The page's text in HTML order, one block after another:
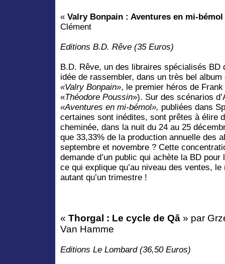
« Valry Bonpain : Aventures en mi-bémol
Clément
Editions B.D. Rêve (35 Euros)
B.D. Rêve, un des libraires spécialisés BD
idée de rassembler, dans un très bel
«Valry Bonpain», le premier héros de
«Théodore Poussin»). Sur des scénarios
«Aventures en mi-bémol», publiées dans
certaines sont inédites, sont prêtes à élire
cheminée, dans la nuit du 24 au 25
que 33,33% de la production annuelle des
septembre et novembre ? Cette
demande d’un public qui achète la BD pour
ce qui explique qu’au niveau des ventes,
autant qu’un trimestre !
« Thorgal : Le cycle de Qâ » par
Van Hamme
Editions Le Lombard (36,50 Euros)